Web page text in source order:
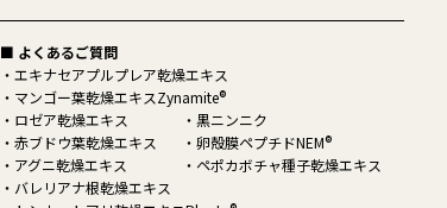
■ よくあるご質問
エキナセアプルプレア乾燥エキス
マンゴー葉乾燥エキスZynamite®
ロゼア乾燥エキス
黒ニンニク
赤ブドウ葉乾燥エキス
卵殻膜ペプチドNEM®
アグニ乾燥エキス
ペポカボチャ種子乾燥エキス
バレリアナ根乾燥エキス